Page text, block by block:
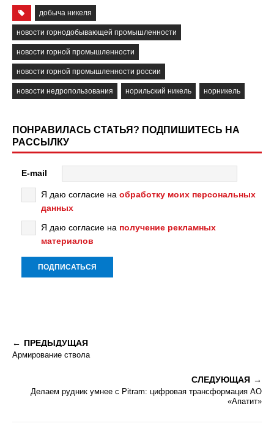
добыча никеля
новости горнодобывающей промышленности
новости горной промышленности
новости горной промышленности россии
новости недропользования норильский никель норникель
ПОНРАВИЛАСЬ СТАТЬЯ? ПОДПИШИТЕСЬ НА
РАССЫЛКУ
E-mail
Я даю согласие на обработку моих персональных
данных
Я даю согласие на получение рекламных
материалов
ПРЕДЫДУЩАЯ
Армирование ствола
СЛЕДУЮЩАЯ
Делаем рудник умнее с Pitram: цифровая трансформация АО
«Апатит»